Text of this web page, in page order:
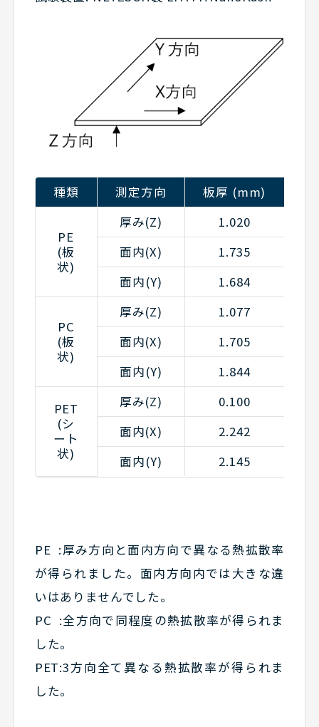
種類 測定方向 板厚 (mm)
PE
(板
状)
厚み(Z)
1.020
面内(X)
1.735
面内(Y)
1.684
PC
(板
状)
厚み(Z)
1.077
面内(X)
1.705
面内(Y)
1.844
PET
(シ
ート
状)
厚み(Z)
0.100
面内(X)
2.242
面内(Y)
2.145
PE :厚み方向と面内方向で異なる熱拡散率
が得られました。面内方向内では大きな違
いはありませんでした。
PC :全方向で同程度の熱拡散率が得られま
した。
PET:3方向全て異なる熱拡散率が得られま
した。